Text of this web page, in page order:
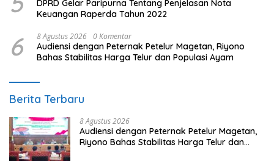
DPRD Gelar Paripurna Tentang Penjelasan Nota
Keuangan Raperda Tahun 2022
6 8 Agustus 2026 0 Komentar
Audiensi dengan Peternak Petelur Magetan, Riyono
Bahas Stabilitas Harga Telur dan Populasi Ayam
Berita Terbaru
8 Agustus 2026
Audiensi dengan Peternak Petelur Magetan,
Riyono Bahas Stabilitas Harga Telur dan